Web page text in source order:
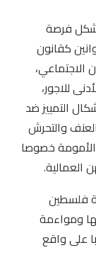
فرصة
كقانون
الاجتماعي،
للاجور،
التمييز ضد
والتحرش
الأمومة خصوصا
فلسطين
ومواءمة
على واقع